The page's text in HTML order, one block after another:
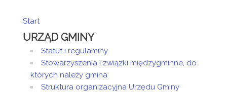
Start
URZĄD GMINY
Statut i regulaminy
Stowarzyszenia i związki międzygminne, do
których należy gmina
Struktura organizacyjna Urzędu Gminy